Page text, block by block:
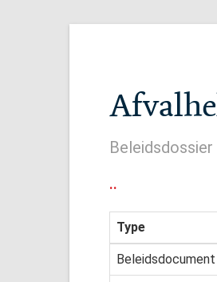
Beleidsdossier
..
Type
Beleidsdocument